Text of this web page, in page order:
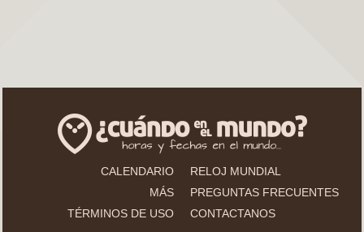
CALENDARIO
RELOJ MUNDIAL
MÁS
PREGUNTAS FRECUENTES
TÉRMINOS DE USO
CONTACTANOS